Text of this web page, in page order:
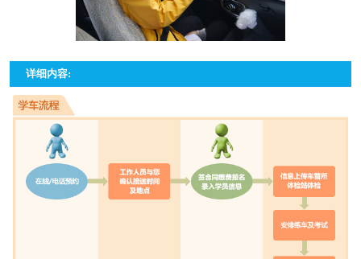
详细内容: